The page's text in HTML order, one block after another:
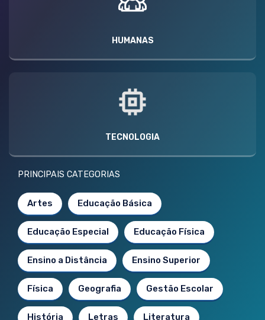
HUMANAS
TECNOLOGIA
PRINCIPAIS CATEGORIAS
Artes Educação Básica
Educação Especial Educação Física
Ensino a Distância Ensino Superior
Física Geografia Gestão Escolar
História Letras Literatura